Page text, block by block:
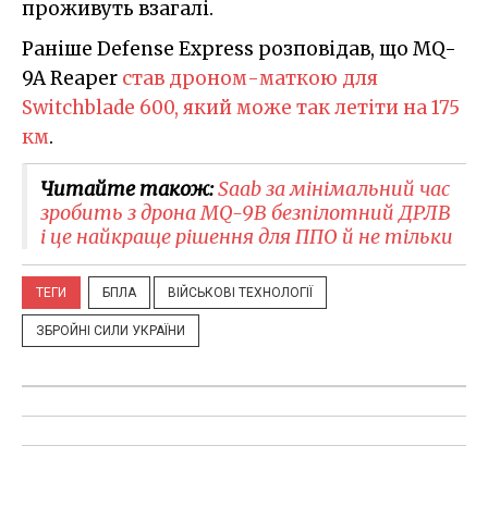
проживуть взагалі.
Раніше Defense Express розповідав, що MQ-
9A Reaper став дроном-маткою для
Switchblade 600, який може так летіти на 175
км.
Читайте також:Saab за мінімальний час
зробить з дрона MQ-9B безпілотний ДРЛВ
і це найкраще рішення для ППО й не тільки
ТЕГИ БПЛА ВІЙСЬКОВІ ТЕХНОЛОГІЇ
ЗБРОЙНІ СИЛИ УКРАЇНИ